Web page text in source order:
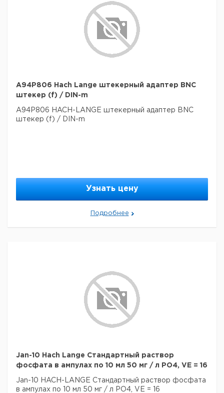
A94P806 Hach Lange штекерный адаптер BNC
штекер (f) / DIN-m
A94P806 HACH-LANGE штекерный адаптер BNC
штекер (f) / DIN-m
Узнать цену
Подробнее
Jan-10 Hach Lange Стандартный раствор
фосфата в ампулах по 10 мл 50 мг / л PO4, VE = 16
Jan-10 HACH-LANGE Стандартный раствор фосфата
в ампулах по 10 мл 50 мг / л PO4, VE = 16